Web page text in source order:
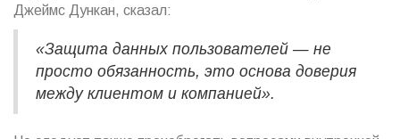
Джеймс Дункан, сказал:
«Защита данных пользователей — не
просто обязанность, это основа доверия
между клиентом и компанией».